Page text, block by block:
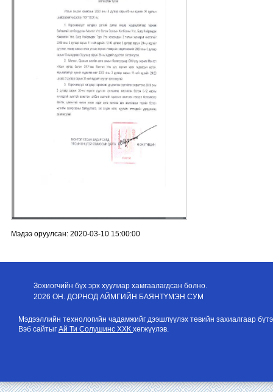
Мэдээ оруулсан: 2020-03-10 15:00:00
Зохиогчийн бүх эрх хуулиар хамгаалагдсан болно.
2026 ОН. ДОРНОД АЙМГИЙН БАЯНТҮМЭН СУМ
Мэдээллийн технологийн чадамжийг дээшлүүлэх төвийн захиалгаар
Вэб сайтыг Ай Ти Солушинс ХХК хөгжүүлэв.